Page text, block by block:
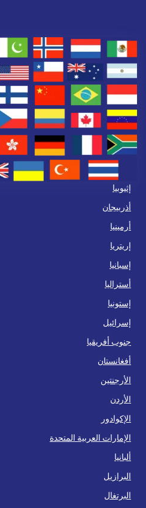
إثيوبيا
أذربيجان
أرمينيا
إريتريا
إسبانيا
أستراليا
إستونيا
إسرائيل
جنوب أفريقيا
أفغانستان
الأرجنتين
الأردن
الإكوادور
الإمارات العربية المتحدة
ألبانيا
البرازيل
البرتغال